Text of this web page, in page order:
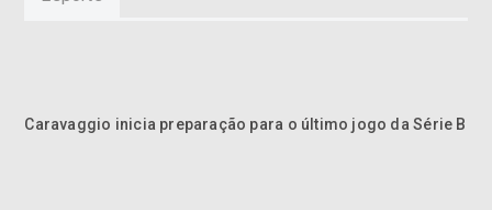
Caravaggio inicia preparação para o último jogo da Série B